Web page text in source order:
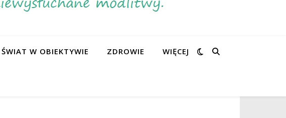
ŚWIAT W OBIEKTYWIE ZDROWIE WIĘCEJ